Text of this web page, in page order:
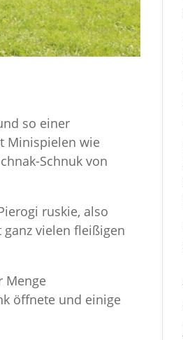
so einer
Minispielen wie
Schnuk von
ruskie, also
vielen fleißigen
Menge
öffnete und einige